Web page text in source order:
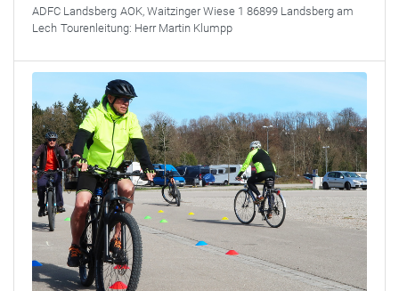
ADFC Landsberg AOK, Waitzinger Wiese 1 86899 Landsberg am
Lech Tourenleitung: Herr Martin Klumpp